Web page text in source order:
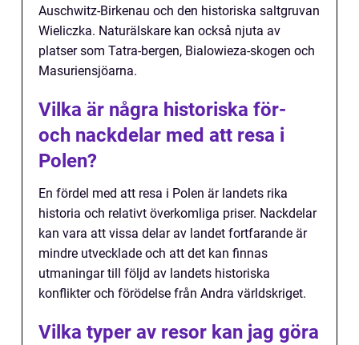
Auschwitz-Birkenau och den historiska saltgruvan
Wieliczka. Naturälskare kan också njuta av
platser som Tatra-bergen, Bialowieza-skogen och
Masuriensjöarna.
Vilka är några historiska för-
och nackdelar med att resa i
Polen?
En fördel med att resa i Polen är landets rika
historia och relativt överkomliga priser. Nackdelar
kan vara att vissa delar av landet fortfarande är
mindre utvecklade och att det kan finnas
utmaningar till följd av landets historiska
konflikter och förödelse från Andra världskriget.
Vilka typer av resor kan jag göra